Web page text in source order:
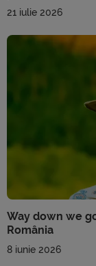
21 iulie 2026
Way down we
România
8 iunie 2026